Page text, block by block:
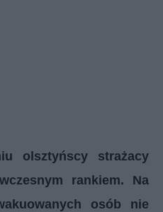
olsztyńscy strażacy
rankiem. Na
osób nie